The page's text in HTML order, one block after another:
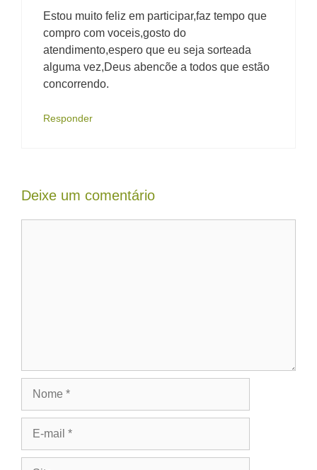
Estou muito feliz em participar,faz tempo que
compro com voceis,gosto do
atendimento,espero que eu seja sorteada
alguma vez,Deus abencõe a todos que estão
concorrendo.
Responder
Deixe um comentário